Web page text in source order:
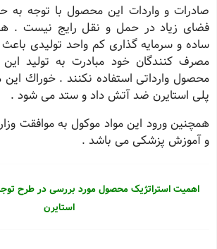
صادرات و واردات این محصول با توجه به
فضای زیاد در حمل و نقل رایج نیست .
ساده و سرمایه گذاری کم واحد تولیدی
مصرف کنندگان خود مبادرت به تولید
محصول وارداتی استفاده نکنند . خوراك
پلی استایرن ضد آتش داد و ستد می شود .
همچنین ورود این مواد موکول به موافقت
و آموزش پزشکی می باشد .
اهمیت استراتژیک محصول مورد بررسی در طرح
استایرن